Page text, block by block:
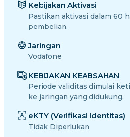
Kebijakan Aktivasi
Pastikan aktivasi dalam 60
pembelian.
Jaringan
Vodafone
KEBIJAKAN KEABSAHAN
Periode validitas dimulai
ke jaringan yang didukung.
eKTY (Verifikasi Identitas)
Tidak Diperlukan